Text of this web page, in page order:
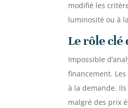
modifié les
luminosité ou à
Le rôle
Impossible
financement.
à la demande.
malgré des prix